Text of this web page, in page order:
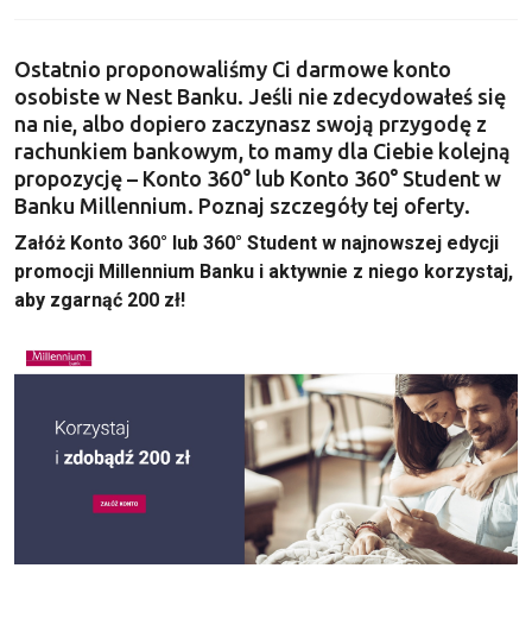
Ostatnio proponowaliśmy Ci darmowe konto
osobiste w Nest Banku. Jeśli nie zdecydowałeś się
na nie, albo dopiero zaczynasz swoją przygodę z
rachunkiem bankowym, to mamy dla Ciebie kolejną
propozycję – Konto 360° lub Konto 360° Student w
Banku Millennium. Poznaj szczegóły tej oferty.
Załóż Konto 360° lub 360° Student w najnowszej edycji
promocji Millennium Banku i aktywnie z niego korzystaj,
aby zgarnąć 200 zł!